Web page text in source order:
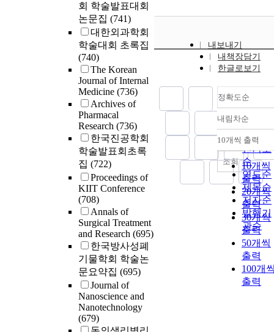
회 학술발표대회
논문집 (741)
대한외과학회
학술대회 초록집
(740)
The Korean
Journal of Internal
Medicine (736)
Archives of
Pharmacal
Research (736)
한국진공학회
학술발표회초록
집 (722)
Proceedings of
KIIT Conference
(708)
Annals of
Surgical Treatment
and Research (695)
한국방사성폐
기물학회 학술논
문요약집 (695)
Journal of
Nanoscience and
Nanotechnology
(679)
내보내기
내책장담기
한글로보기
정확도순
정확도
순
인기도
순
연도순
제목순
저자순
발행기
관순
내림차순
내림차
10개씩 출력
10개씩
출력
20개씩
출력
30개씩
출력
50개씩
출력
100개
출력
조회